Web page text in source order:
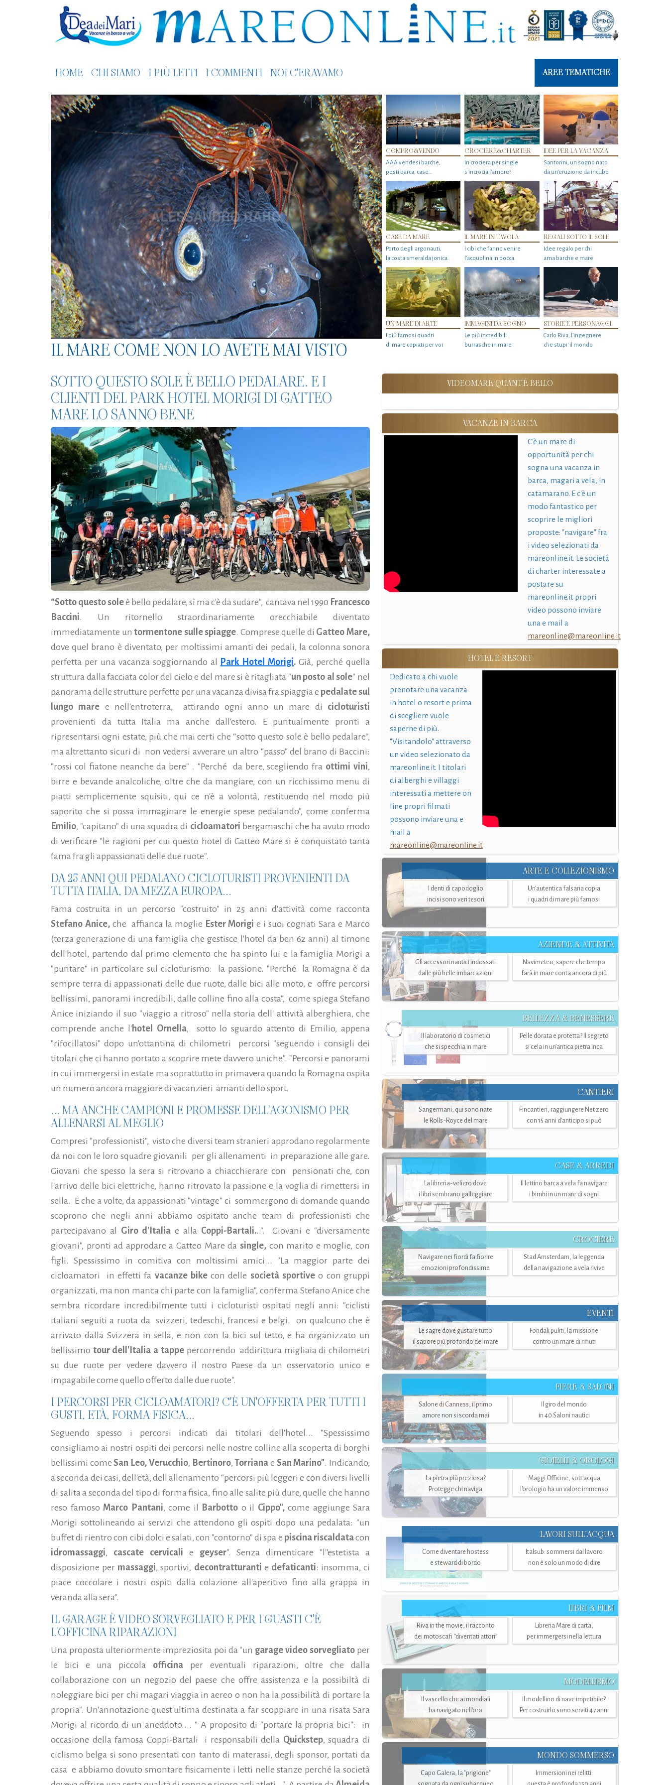
HOME CHI SIAMO I PIÙ LETTI I COMMENTI NOI C'ERAVAMO AREE TEMATICHE
IL MARE COME NON LO AVETE MAI VISTO
COMPRO&VENDO
AAA vendesi barche,
posti barca, case…
CROCIERE&CHARTER
In crociera per single
s'incrocia l’amore?
IDEE PER LA VACANZA
Santorini, un sogno nato
da un’eruzione da incubo
CASE DA MARE
Porto degli argonauti,
la costa smeralda jonica
IL MARE IN TAVOLA
I cibi che fanno venire
l’acquolina in bocca
REGALI SOTTO IL SOLE
Idee regalo per chi
ama barche e mare
UN MARE DI ARTE
I più famosi quadri
di mare copiati per voi
IMMAGINI DA SOGNO
Le più incredibili
burrasche in mare
STORIE E PERSONAGGI
Carlo Riva, l’ingegnere
che stupi' il mondo
SOTTO QUESTO SOLE È BELLO PEDALARE. E I
CLIENTI DEL PARK HOTEL MORIGI DI GATTEO
MARE LO SANNO BENE
“Sotto questo soleè bello pedalare, sì ma c'è da sudare", cantava nel 1990 Francesco
Baccini. Un ritornello straordinariamente orecchiabile diventato
immediatamente untormentone sulle spiagge. Comprese quelle di Gatteo Mare,
dove quel brano è diventato, per moltissimi amanti dei pedali, la colonna sonora
perfetta per una vacanza soggiornando al Park Hotel Morigi.Già, perché quella
struttura dalla facciata color del cielo e del mare si è ritagliata "un posto al sole" nel
panorama delle strutture perfette per una vacanza divisa fra spiaggia e pedalate sul
lungo mare e nell'entroterra, attirando ogni anno un mare di cicloturisti
provenienti da tutta Italia ma anche dall'estero. E puntualmente pronti a
ripresentarsi ogni estate, più che mai certi che“sotto questo sole è bello pedalare”,
ma altrettanto sicuri di non vedersi avverare un altro "passo" del brano di Baccini:
"rossi col fiatone neanche da bere" . "Perché da bere, scegliendo fra ottimi vini,
birre e bevande analcoliche, oltre che da mangiare, con un ricchissimo menu di
piatti semplicemente squisiti, qui ce n'è a volontà, restituendo nel modo più
saporito che si possa immaginare le energie spese pedalando", come conferma
Emilio, "capitano" di una squadra di cicloamatori bergamaschi che ha avuto modo
di verificare "le ragioni per cui questo hotel di Gatteo Mare si è conquistato tanta
fama fra gli appassionati delle due ruote".
DA 25 ANNI QUI PEDALANO CICLOTURISTI PROVENIENTI DA
TUTTA ITALIA, DA MEZZA EUROPA...
Fama costruita in un percorso "costruito" in 25 anni d'attività come racconta
Stefano Anice,che affianca la moglie Ester Morigi e i suoi cognati Sara e Marco
(terza generazione di una famiglia che gestisce l'hotel da ben 62 anni) al timone
dell'hotel, partendo dal primo elemento che ha spinto lui e la famiglia Morigi a
"puntare" in particolare sul cicloturismo: la passione. "Perché la Romagna è da
sempre terra di appassionati delle due ruote, dalle bici alle moto, e offre percorsi
bellissimi, panorami incredibili, dalle colline fino alla costa", come spiega Stefano
Anice iniziando il suo "viaggio a ritroso" nella storia dell' attività alberghiera, che
comprende anche l'hotel Ornella, sotto lo sguardo attento di Emilio, appena
"rifocillatosi" dopo un'ottantina di chilometri percorsi "seguendo i consigli dei
titolari che ci hanno portato a scoprire mete davvero uniche". "Percorsi e panorami
in cui immergersi in estate ma soprattutto in primavera quando la Romagna ospita
un numero ancora maggiore di vacanzieri amanti dello sport.
... MA ANCHE CAMPIONI E PROMESSE DELL'AGONISMO PER
ALLENARSI AL MEGLIO
Compresi "professionisti", visto che diversi team stranieri approdano regolarmente
da noi con le loro squadre giovanili per gli allenamenti in preparazione alle gare.
Giovani che spesso la sera si ritrovano a chiacchierare con pensionati che, con
l'arrivo delle bici elettriche, hanno ritrovato la passione e la voglia di rimettersi in
sella. E che a volte, da appassionati "vintage" ci sommergono di domande quando
scoprono che negli anni abbiamo ospitato anche team di professionisti che
partecipavano al Giro d'Italia e alla Coppi-Bartali...". Giovani e "diversamente
giovani", pronti ad approdare a Gatteo Mare da single,con marito e moglie, con
figli. Spessissimo in comitiva con moltissimi amici... "La maggior parte dei
cicloamatori in effetti fa vacanze bikecon delle società sportive o con gruppi
organizzati, ma non manca chi parte con la famiglia", conferma Stefano Anice che
sembra ricordare incredibilmente tutti i cicloturisti ospitati negli anni: "ciclisti
italiani seguiti a ruota da svizzeri, tedeschi, francesi e belgi. on qualcuno che è
arrivato dalla Svizzera in sella, e non con la bici sul tetto, e ha organizzato un
bellissimo tour dell'Italia a tappepercorrendo addirittura migliaia di chilometri
su due ruote per vedere davvero il nostro Paese da un osservatorio unico e
impagabile come quello offerto dalle due ruote".
I PERCORSI PER CICLOAMATORI? C'È UN'OFFERTA PER TUTTI I
GUSTI, ETÀ, FORMA FISICA...
Seguendo spesso i percorsi indicati dai titolari dell'hotel... "Spessissimo
consigliamo ai nostri ospiti dei percorsi nelle nostre colline alla scoperta di borghi
bellissimi comeSan Leo, Verucchio, Bertinoro,Torriana e San Marino". Indicando,
a seconda dei casi, dell'età, dell'allenamento "percorsi più leggeri e con diversi livelli
di salita a seconda del tipo di forma fisica, fino alle salite più dure, quelle che hanno
reso famoso Marco Pantani, come il Barbotto o il Cippo",come aggiunge Sara
Morigi sottolineando ai servizi che attendono gli ospiti dopo una pedalata: "un
buffet di rientro con cibi dolci e salati, con "contorno" di spa e piscina riscaldatacon
idromassaggi, cascate cervicali e geyser". Senza dimenticare "l''estetista a
disposizione per massaggi, sportivi, decontratturanti e defaticanti: insomma, ci
piace coccolare i nostri ospiti dalla colazione all'aperitivo fino alla grappa in
veranda alla sera".
IL GARAGE È VIDEO SORVEGLIATO E PER I GUASTI C'È
L'OFFICINA RIPARAZIONI
Una proposta ulteriormente impreziosita poi da "un garage video sorvegliato per
le bici e una piccola officina per eventuali riparazioni, oltre che dalla
collaborazione con un negozio del paese che offre assistenza e la possibiltà di
noleggiare bici per chi magari viaggia in aereo o non ha la possibilità di portare la
propria". Un'annotazione quest'ultima destinata a far scoppiare in una risata Sara
Morigi al ricordo di un aneddoto.... " A proposito di "portare la propria bici": in
occasione della famosa Coppi-Bartali i responsabili della Quickstep, squadra di
ciclismo belga si sono presentati con tanto di materassi, degli sponsor, portati da
casa e abbiamo dovuto smontare fisicamente i letti nelle stanze perché la società
VIDEOMARE QUANT'È BELLO
VACANZE IN BARCA
C'è un mare di
opportunità per chi
sogna una vacanza in
barca, magari a vela, in
catamarano. E c'è un
modo fantastico per
scoprire le migliori
proposte: "navigare" fra
i video selezionati da
mareonline.it. Le società
di charter interessate a
postare su
mareonline.it propri
video possono inviare
una e mail a
mareonline@mareonline.it
HOTEL E RESORT
Dedicato a chi vuole
prenotare una vacanza
in hotel o resort e prima
di scegliere vuole
saperne di più.
"Visitandolo" attraverso
un video selezionato da
mareonline.it. I titolari
di alberghi e villaggi
interessati a mettere on
line propri filmati
possono inviare una e
mail a
mareonline@mareonline.it
ARTE E COLLEZIONISMO
I denti di capodoglio
incisi sono veri tesori
Un’autentica falsaria copia
i quadri di mare più famosi
AZIENDE & ATTIVITÀ
Gli accessori nautici indossati
dalle più belle imbarcazioni
Navimeteo, sapere che tempo
farà in mare conta ancora di più
BELLEZZA & BENESSERE
Il laboratorio di cosmetici
che si specchia in mare
Pelle dorata e protetta? Il segreto
si cela in un’antica pietra Inca
CANTIERI
Sangermani, qui sono nate
le Rolls-Royce del mare
Fincantieri, raggiungere Net zero
con 15 anni d'anticipo si può
CASE & ARREDI
La libreria-veliero dove
i libri sembrano galleggiare
Il lettino barca a vela fa navigare
i bimbi in un mare di sogni
CROCIERE
Navigare nei fiordi fa fiorire
emozioni profondissime
Stad Amsterdam, la leggenda
della navigazione a vela rivive
EVENTI
Le sagre dove gustare tutto
il sapore più profondo del mare
Fondali puliti, la missione
contro un mare di rifiuti
FIERE & SALONI
Salone di Canness, il primo
amore non si scorda mai
Il giro del mondo
in 40 Saloni nautici
GIOIELLI & OROLOGI
La pietra più preziosa?
Protegge chi naviga
Maggi Officine, sott’acqua
l'orologio ha un valore immenso
LAVORI SULL’ACQUA
Come diventare hostess
e steward di bordo
Italsub: sommersi dal lavoro
non è solo un modo di dire
LIBRI & FILM
Riva in the movie, il racconto
dei motoscafi “diventati attori”
Libreria Mare di carta,
per immergersi nella lettura
MODELLISMO
Il vascello che ai mondiali
ha navigato nell’oro
Il modellino di nave irripetibile?
Per costruirlo sono serviti 47 anni
MONDO SOMMERSO
Capo Galera, la "prigione"
Immersioni nei relitti: